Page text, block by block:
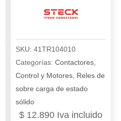
SKU: 41TR104010
Categorías: Contactores,
Control y Motores, Reles de
sobre carga de estado
sólido
$ 12.890 Iva incluido